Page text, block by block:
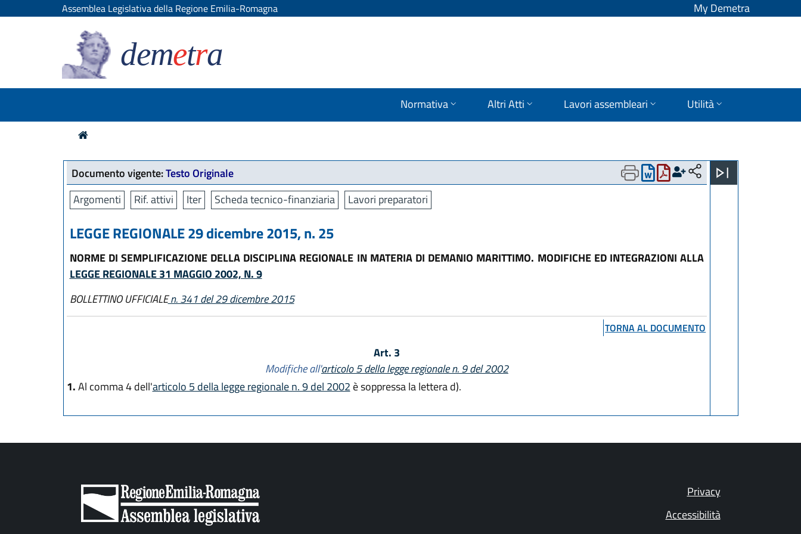
Assemblea Legislativa della Regione Emilia-Romagna My Demetra
demetra
Normativa Altri Atti Lavori assembleari Utilità
Documento vigente:Testo Originale
Argomenti
Rif. attivi Iter Scheda tecnico-finanziaria Lavori preparatori
LEGGE REGIONALE 29 dicembre 2015, n. 25
NORME DI SEMPLIFICAZIONE DELLA DISCIPLINA REGIONALE IN MATERIA DI DEMANIO MARITTIMO. MODIFICHE ED INTEGRAZIONI ALLA
LEGGE REGIONALE 31 MAGGIO 2002, N. 9
BOLLETTINO UFFICIALEn. 341 del 29 dicembre 2015
TORNA AL DOCUMENTO
Art. 3
Modifiche all'articolo 5 della legge regionale n. 9 del 2002
1.Al comma 4 dell'articolo 5 della legge regionale n. 9 del 2002 è soppressa la lettera d).
Privacy
Accessibilità